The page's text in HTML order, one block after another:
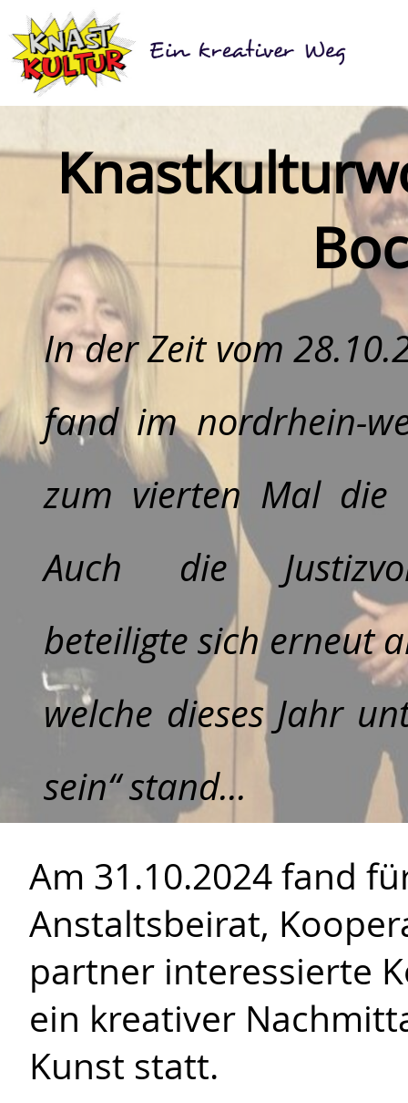
In der Zeit vom
fand im nordrhein-
zum vierten Mal die
Auch die
beteiligte sich erneut
welche dieses Jahr
sein“ stand...
Am 31.10.2024 fand
Anstaltsbeirat,
partner interessierte
ein kreativer
Kunst statt.